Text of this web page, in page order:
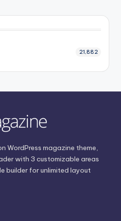
21,882
WordPress magazine theme,
with 3 customizable areas
builder for unlimited layout